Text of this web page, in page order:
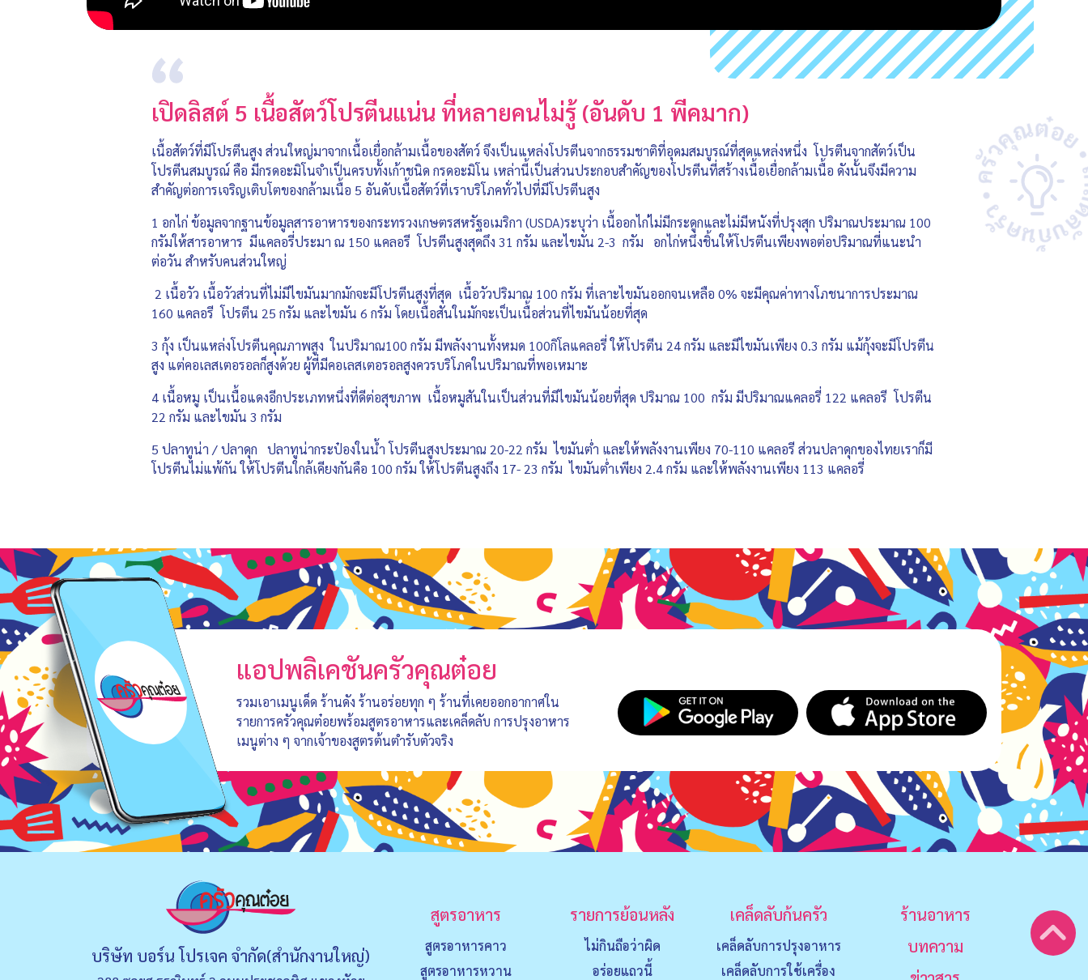
เปิดลิสต์ 5 เนื้อสัตว์โปรตีนแน่น ที่หลายคนไม่รู้ (อันดับ 1 พีคมาก)
เนื้อสัตว์ที่มีโปรตีนสูง ส่วนใหญ่มาจากเนื้อเยื่อกล้ามเนื้อของสัตว์ จึงเป็นแหล่งโปรตีนจากธรรมชาติที่อุดมสมบูรณ์ที่สุดแหล่งหนึ่ง โปรตีนจากสัตว์เป็น
โปรตีนสมบูรณ์ คือ มีกรดอะมิโนจำเป็นครบทั้งเก้าชนิด กรดอะมิโน เหล่านี้เป็นส่วนประกอบสำคัญของโปรตีนที่สร้างเนื้อเยื่อกล้ามเนื้อ ดังนั้นจึงมีความ
สำคัญต่อการเจริญเติบโตของกล้ามเนื้อ 5 อันดับเนื้อสัตว์ที่เราบริโภคทั่วไปที่มีโปรตีนสูง
1 อกไก่ ข้อมูลจากฐานข้อมูลสารอาหารของกระทรวงเกษตรสหรัฐอเมริกา (USDA)ระบุว่า เนื้ออกไก่ไม่มีกระดูกและไม่มีหนังที่ปรุงสุก ปริมาณประมาณ 100
กรัมให้สารอาหาร มีแคลอรี่ประมา ณ 150 แคลอรี โปรตีนสูงสุดถึง 31 กรัม และไขมัน 2-3 กรัม อกไก่หนึ่งชิ้นให้โปรตีนเพียงพอต่อปริมาณที่แนะนำ
ต่อวัน สำหรับคนส่วนใหญ่
2 เนื้อวัว เนื้อวัวส่วนที่ไม่มีไขมันมากมักจะมีโปรตีนสูงที่สุด เนื้อวัวปริมาณ 100 กรัม ที่เลาะไขมันออกจนเหลือ 0% จะมีคุณค่าทางโภชนาการประมาณ
160 แคลอรี โปรตีน 25 กรัม และไขมัน 6 กรัม โดยเนื้อสันในมักจะเป็นเนื้อส่วนที่ไขมันน้อยที่สุด
3 กุ้ง เป็นแหล่งโปรตีนคุณภาพสูง ในปริมาณ100 กรัม มีพลังงานทั้งหมด 100กิโลแคลอรี่ ให้โปรตีน 24 กรัม และมีไขมันเพียง 0.3 กรัม แม้กุ้งจะมีโปรตีน
สูง แต่คอเลสเตอรอลก็สูงด้วย ผู้ที่มีคอเลสเตอรอลสูงควรบริโภคในปริมาณที่พอเหมาะ
4 เนื้อหมู เป็นเนื้อแดงอีกประเภทหนึ่งที่ดีต่อสุขภาพ เนื้อหมูสันในเป็นส่วนที่มีไขมันน้อยที่สุด ปริมาณ 100 กรัม มีปริมาณแคลอรี่ 122 แคลอรี โปรตีน
22 กรัม และไขมัน 3 กรัม
5 ปลาทูน่า / ปลาดุก ปลาทูน่ากระป๋องในน้ำ โปรตีนสูงประมาณ 20-22 กรัม ไขมันต่ำ และให้พลังงานเพียง 70-110 แคลอรี ส่วนปลาดุกของไทยเราก็มี
โปรตีนไม่แพ้กัน ให้โปรตีนใกล้เคียงกันคือ 100 กรัม ให้โปรตีนสูงถึง 17- 23 กรัม ไขมันต่ำเพียง 2.4 กรัม และให้พลังงานเพียง 113 แคลอรี่
แอปพลิเคชันครัวคุณต๋อย
รวมเอาเมนูเด็ด ร้านดัง ร้านอร่อยทุก ๆ ร้านที่เคยออกอากาศใน
รายการครัวคุณต๋อยพร้อมสูตรอาหารและเคล็ดลับ การปรุงอาหาร
เมนูต่าง ๆ จากเจ้าของสูตรต้นตำรับตัวจริง
บริษัท บอร์น โปรเจค จำกัด(สำนักงานใหญ่)
สูตรอาหาร
สูตรอาหารคาว
สูตรอาหารหวาน
รายการย้อนหลัง
ไม่กินถือว่าผิด
อร่อยแถวนี้
เคล็ดลับก้นครัว
เคล็ดลับการปรุงอาหาร
เคล็ดลับการใช้เครื่อง
ร้านอาหาร
บทความ